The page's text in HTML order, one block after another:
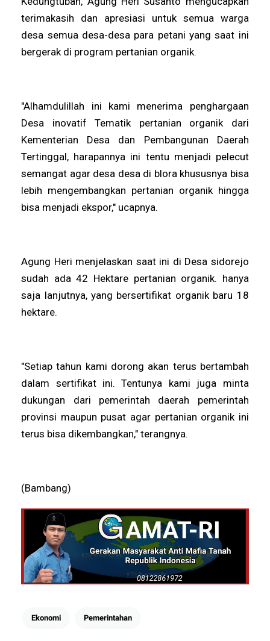
terimakasih dan apresiasi untuk semua warga
desa semua desa-desa para petani yang saat ini
bergerak di program pertanian organik.
"Alhamdulillah ini kami menerima penghargaan
Desa inovatif Tematik pertanian organik dari
Kementerian Desa dan Pembangunan Daerah
Tertinggal, harapannya ini tentu menjadi pelecut
semangat agar desa desa di blora khususnya bisa
lebih mengembangkan pertanian organik hingga
bisa menjadi ekspor," ucapnya.
Agung Heri menjelaskan saat ini di Desa sidorejo
sudah ada 42 Hektare pertanian organik. hanya
saja lanjutnya, yang bersertifikat organik baru 18
hektare.
"Setiap tahun kami dorong akan terus bertambah
dalam sertifikat ini. Tentunya kami juga minta
dukungan dari pemerintah daerah pemerintah
provinsi maupun pusat agar pertanian organik ini
terus bisa dikembangkan," terangnya.
(Bambang)
Ekonomi Pemerintahan